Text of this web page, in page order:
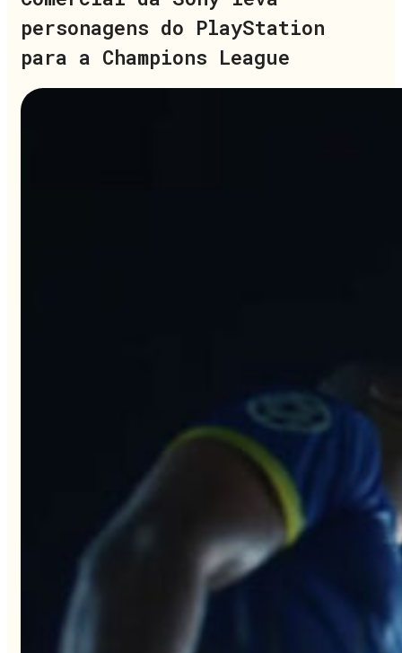
personagens do PlayStation
para a Champions League